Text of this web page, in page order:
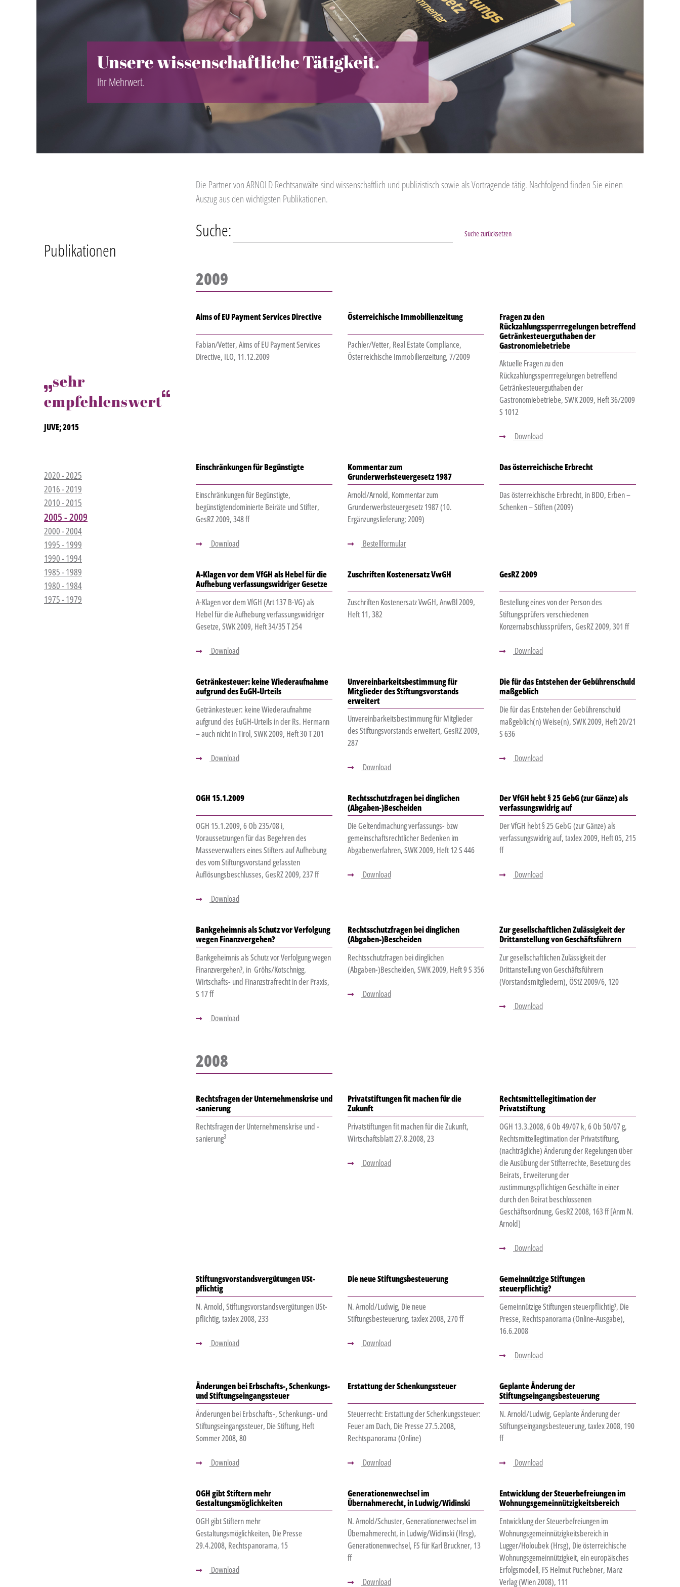
Unsere wissenschaftliche Tätigkeit.
Ihr Mehrwert.
Die Partner von ARNOLD Rechtsanwälte sind wissenschaftlich und publizistisch sowie als Vortragende tätig. Nachfolgend finden Sie einen
Auszug aus den wichtigsten Publikationen.
Suche: Suche zurücksetzen
Publikationen
sehr
empfehlenswert
JUVE; 2015
2020 - 2025
2016 - 2019
2010 - 2015
2005 - 2009
2000 - 2004
1995 - 1999
1990 - 1994
1985 - 1989
1980 - 1984
1975 - 1979
2009
Aims of EU Payment Services Directive
Fabian/Vetter, Aims of EU Payment Services
Directive, ILO, 11.12.2009
Österreichische Immobilienzeitung
Pachler/Vetter, Real Estate Compliance,
Österreichische Immobilienzeitung, 7/2009
Fragen zu den
Rückzahlungssperrregelungen betreffend
Getränkesteuerguthaben der
Gastronomiebetriebe
Aktuelle Fragen zu den
Rückzahlungssperrregelungen betreffend
Getränkesteuerguthaben der
Gastronomiebetriebe, SWK 2009, Heft 36/2009
S 1012
Download
Einschränkungen für Begünstigte
Einschränkungen für Begünstigte,
begünstigtendominierte Beiräte und Stifter,
GesRZ 2009, 348 ff
Download
Kommentar zum
Grunderwerbsteuergesetz 1987
Arnold/Arnold, Kommentar zum
Grunderwerbsteuergesetz 1987 (10.
Ergänzungslieferung; 2009)
Bestellformular
Das österreichische Erbrecht
Das österreichische Erbrecht, in BDO, Erben –
Schenken – Stiften (2009)
A-Klagen vor dem VfGH als Hebel für die
Aufhebung verfassungswidriger Gesetze
A-Klagen vor dem VfGH (Art 137 B-VG) als
Hebel für die Aufhebung verfassungswidriger
Gesetze, SWK 2009, Heft 34/35 T 254
Download
Zuschriften Kostenersatz VwGH
Zuschriften Kostenersatz VwGH, AnwBl 2009,
Heft 11, 382
GesRZ 2009
Bestellung eines von der Person des
Stiftungsprüfers verschiedenen
Konzernabschlussprüfers, GesRZ 2009, 301 ff
Download
Getränkesteuer: keine Wiederaufnahme
aufgrund des EuGH-Urteils
Getränkesteuer: keine Wiederaufnahme
aufgrund des EuGH-Urteils in der Rs. Hermann
– auch nicht in Tirol, SWK 2009, Heft 30 T 201
Download
Unvereinbarkeitsbestimmung für
Mitglieder des Stiftungsvorstands
erweitert
Unvereinbarkeitsbestimmung für Mitglieder
des Stiftungsvorstands erweitert, GesRZ 2009,
287
Download
Die für das Entstehen der Gebührenschuld
maßgeblich
Die für das Entstehen der Gebührenschuld
maßgeblich(n) Weise(n), SWK 2009, Heft 20/21
S 636
Download
OGH 15.1.2009
OGH 15.1.2009, 6 Ob 235/08 i,
Voraussetzungen für das Begehren des
Masseverwalters eines Stifters auf Aufhebung
des vom Stiftungsvorstand gefassten
Auflösungsbeschlusses, GesRZ 2009, 237 ff
Download
Rechtsschutzfragen bei dinglichen
(Abgaben-)Bescheiden
Die Geltendmachung verfassungs- bzw
gemeinschaftsrechtlicher Bedenken im
Abgabenverfahren, SWK 2009, Heft 12 S 446
Download
Der VfGH hebt § 25 GebG (zur Gänze) als
verfassungswidrig auf
Der VfGH hebt § 25 GebG (zur Gänze) als
verfassungswidrig auf, taxlex 2009, Heft 05, 215
ff
Download
Bankgeheimnis als Schutz vor Verfolgung
wegen Finanzvergehen?
Bankgeheimnis als Schutz vor Verfolgung wegen
Finanzvergehen?, in Gröhs/Kotschnigg,
Wirtschafts- und Finanzstrafrecht in der Praxis,
S 17 ff
Download
Rechtsschutzfragen bei dinglichen
(Abgaben-)Bescheiden
Rechtsschutzfragen bei dinglichen
(Abgaben-)Bescheiden, SWK 2009, Heft 9 S 356
Download
Zur gesellschaftlichen Zulässigkeit der
Drittanstellung von Geschäftsführern
Zur gesellschaftlichen Zulässigkeit der
Drittanstellung von Geschäftsführern
(Vorstandsmitgliedern), ÖStZ 2009/6, 120
Download
2008
Rechtsfragen der Unternehmenskrise und
-sanierung
Rechtsfragen der Unternehmenskrise und -
sanierung3
Privatstiftungen fit machen für die
Zukunft
Privatstiftungen fit machen für die Zukunft,
Wirtschaftsblatt 27.8.2008, 23
Download
Rechtsmittellegitimation der
Privatstiftung
OGH 13.3.2008, 6 Ob 49/07 k, 6 Ob 50/07 g,
Rechtsmittellegitimation der Privatstiftung,
(nachträgliche) Änderung der Regelungen über
die Ausübung der Stifterrechte, Besetzung des
Beirats, Erweiterung der
zustimmungspflichtigen Geschäfte in einer
durch den Beirat beschlossenen
Geschäftsordnung, GesRZ 2008, 163 ff [Anm N.
Arnold]
Download
Stiftungsvorstandsvergütungen USt-
pflichtig
N. Arnold, Stiftungsvorstandsvergütungen USt-
pflichtig, taxlex 2008, 233
Download
Die neue Stiftungsbesteuerung
N. Arnold/Ludwig, Die neue
Stiftungsbesteuerung, taxlex 2008, 270 ff
Download
Gemeinnützige Stiftungen
steuerpflichtig?
Gemeinnützige Stiftungen steuerpflichtig?, Die
Presse, Rechtspanorama (Online-Ausgabe),
16.6.2008
Download
Änderungen bei Erbschafts-, Schenkungs-
und Stiftungseingangssteuer
Änderungen bei Erbschafts-, Schenkungs- und
Stiftungseingangssteuer, Die Stiftung, Heft
Sommer 2008, 80
Download
Erstattung der Schenkungssteuer
Steuerrecht: Erstattung der Schenkungssteuer:
Feuer am Dach, Die Presse 27.5.2008,
Rechtspanorama (Online)
Download
Geplante Änderung der
Stiftungseingangsbesteuerung
N. Arnold/Ludwig, Geplante Änderung der
Stiftungseingangsbesteuerung, taxlex 2008, 190
ff
Download
OGH gibt Stiftern mehr
Gestaltungsmöglichkeiten
OGH gibt Stiftern mehr
Gestaltungsmöglichkeiten, Die Presse
29.4.2008, Rechtspanorama, 15
Download
Generationenwechsel im
Übernahmerecht, in Ludwig/Widinski
N. Arnold/Schuster, Generationenwechsel im
Übernahmerecht, in Ludwig/Widinski (Hrsg),
Generationenwechsel, FS für Karl Bruckner, 13
ff
Download
Entwicklung der Steuerbefreiungen im
Wohnungsgemeinnützigkeitsbereich
Entwicklung der Steuerbefreiungen im
Wohnungsgemeinnützigkeitsbereich in
Lugger/Holoubek (Hrsg), Die österreichische
Wohnungsgemeinnützigkeit, ein europäisches
Erfolgsmodell, FS Helmut Puchebner, Manz
Verlag (Wien 2008), 111